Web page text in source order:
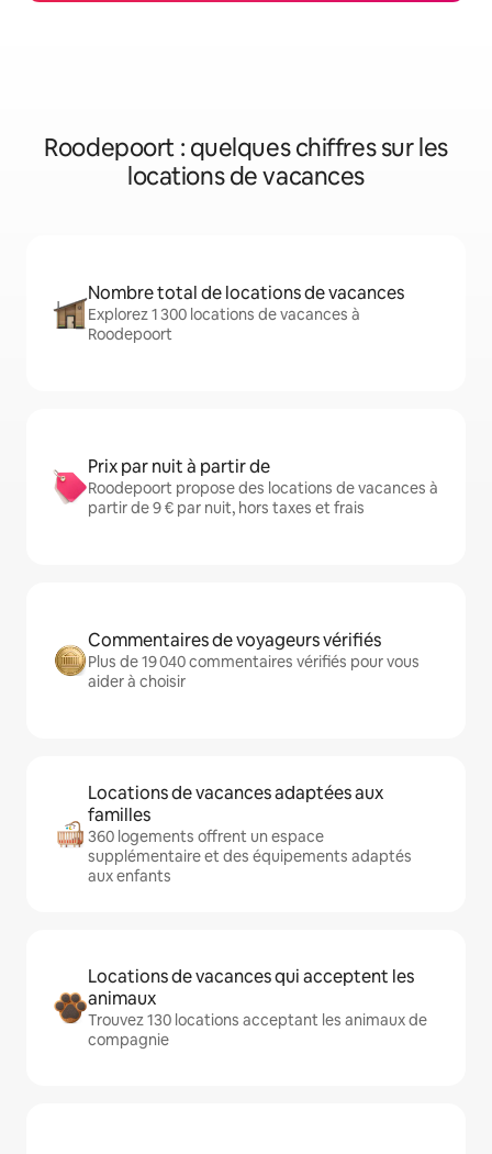
Roodepoort : quelques chiffres sur les
locations de vacances
Nombre total de locations de vacances
Explorez 1 300 locations de vacances à
Roodepoort
Prix par nuit à partir de
Roodepoort propose des locations de vacances à
partir de 9 € par nuit, hors taxes et frais
Commentaires de voyageurs vérifiés
Plus de 19 040 commentaires vérifiés pour vous
aider à choisir
Locations de vacances adaptées aux
familles
360 logements offrent un espace
supplémentaire et des équipements adaptés
aux enfants
Locations de vacances qui acceptent les
animaux
Trouvez 130 locations acceptant les animaux de
compagnie